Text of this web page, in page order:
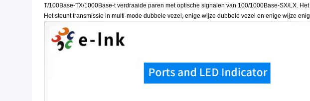
T/100Base-TX/1000Base-t verdraaide paren met optische signalen van 100/1000Base-SX/LX.
Het steunt transmissie in multi-mode dubbele vezel, enige wijze dubbele vezel en enige wijze